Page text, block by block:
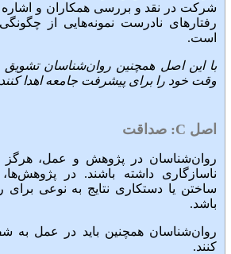
شرکت در نقد و بررسی همکاران و اشاره به
رفتارهای نادرست نمونه‌هایی از
است.
با این اصل همچنین روان‌شناسان تشویق
وقت خود را برای پیشرفت جامعه اهدا کنند.
اصل C : صداقت
روان‌شناسان در پژوهش و عمل، هرگز
ناسازگاری داشته باشند. در
ساختن یا دستکاری نتایج به نوعی برای
باشد.
روان‌شناسان همچنین باید در عمل به
کنند.